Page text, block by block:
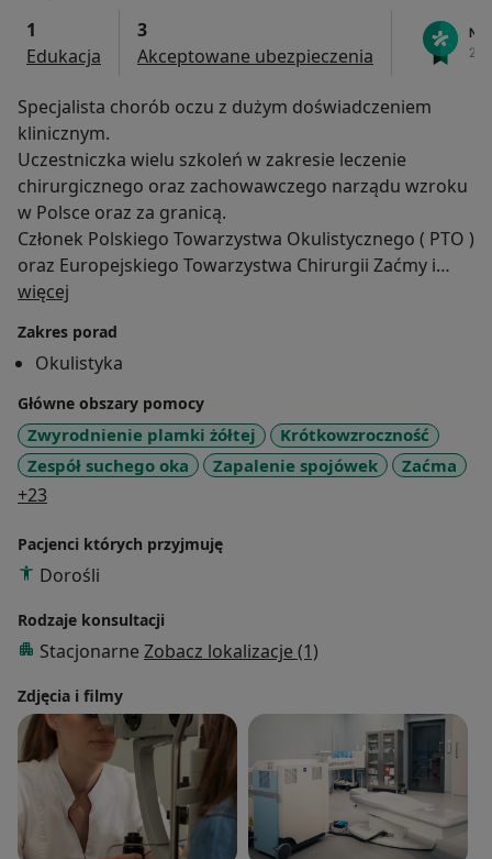
1
Edukacja
3
Akceptowane ubezpieczenia
Specjalista chorób oczu z dużym doświadczeniem
klinicznym.
Uczestniczka wielu szkoleń w zakresie leczenie
chirurgicznego oraz zachowawczego narządu wzroku
w Polsce oraz za granicą.
Członek Polskiego Towarzystwa Okulistycznego ( PTO )
oraz Europejskiego Towarzystwa Chirurgii Zaćmy i
Chirurgii Refrakcyjnej (ESCR).
We Wrocławskiem Centrum Okulistycznym zajmuje
się:
– laserową korekcją wzroku
– leczeniem schorzeń plamki żółtej w przebiegu AMD
oraz cukrzycy ( w tym iniekcje doszklistkowe),
– drobnymi zabiegami chirurgicznymi z zakresie gałki
ocznej,
YAG irydotomią) i tylnego gałki ocznej ( laseroterapia
siatkówki, laser mikropuslowy)
– badaniami obrazowymi np.OCT, Angio-OCT, AF
– diagnostyką i leczeniem chorób oczu
więcej
Zakres porad
Okulistyka
Główne obszary pomocy
Zwyrodnienie plamki żółtej
Krótkowzroczność
Zespół suchego oka
Zapalenie spojówek Zaćma
+23
Pacjenci których przyjmuję
Dorośli
Rodzaje konsultacji
Stacjonarne Zobacz lokalizacje (1)
Zdjęcia i filmy